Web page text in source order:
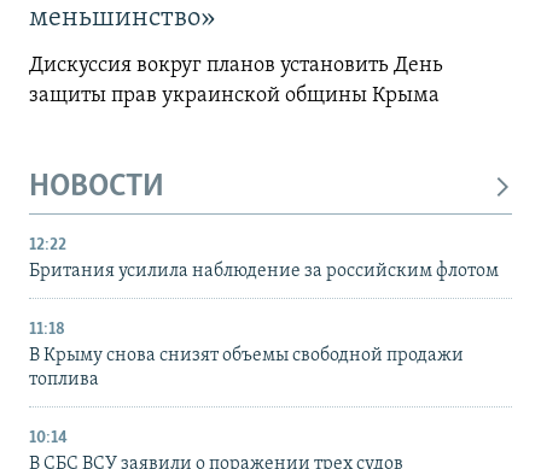
меньшинство»
Дискуссия вокруг планов установить День
защиты прав украинской общины Крыма
НОВОСТИ
12:22
Британия усилила наблюдение за российским флотом
11:18
В Крыму снова снизят объемы свободной продажи
топлива
10:14
В СБС ВСУ заявили о поражении трех судов